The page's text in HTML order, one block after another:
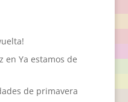
en Ya estamos de
de primavera